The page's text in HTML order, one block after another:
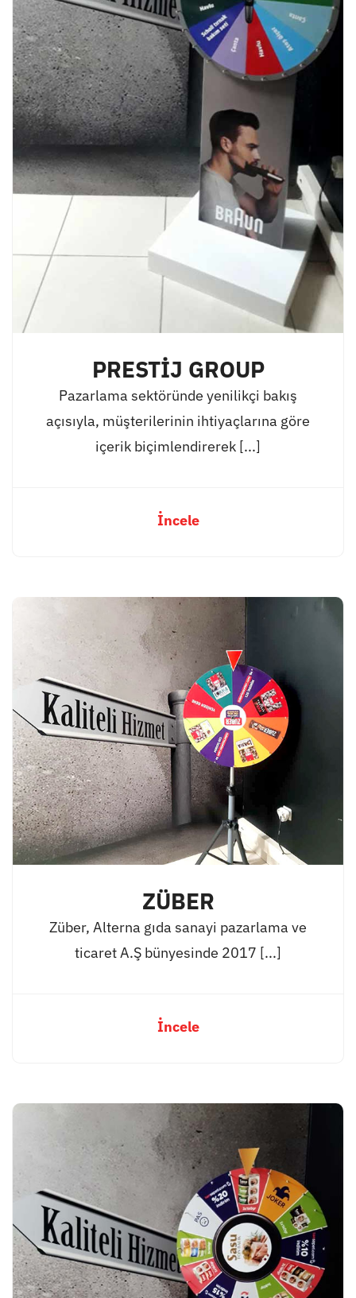
PRESTİJ GROUP
Pazarlama sektöründe yenilikçi bakış
açısıyla, müşterilerinin ihtiyaçlarına göre
içerik biçimlendirerek [...]
İncele
ZÜBER
Züber, Alterna gıda sanayi pazarlama ve
ticaret A.Ş bünyesinde 2017 [...]
İncele